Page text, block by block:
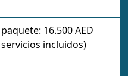
16.500 AED
incluidos)